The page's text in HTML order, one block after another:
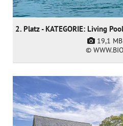
19,1 MB
©